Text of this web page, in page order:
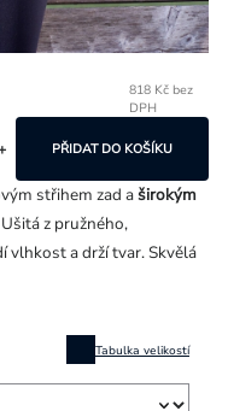
818 Kč bez
DPH
Tabulka velikostí
PŘIDAT DO KOŠÍKU
střihem zad aširokým
z pružného,
vlhkost a drží tvar. Skvělá